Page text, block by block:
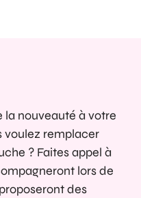
la nouveauté à votre
voulez remplacer
? Faites appel à
lors de
des